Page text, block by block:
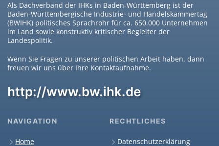
Als Dachverband der IHKs in Baden-Württemberg ist der
Baden-Württembergische Industrie- und Handelskammertag
(BWIHK) politisches Sprachrohr für ca. 650.000 Unternehmen
im Land sowie konstruktiv kritischer Begleiter der
Landespolitik.
Wenn Sie Fragen zu unserer politischen Arbeit haben, dann
freuen wir uns über Ihre Kontaktaufnahme.
http://www.bw.ihk.de
NAVIGATION
Home
RECHTLICHES
Datenschutzerklärung